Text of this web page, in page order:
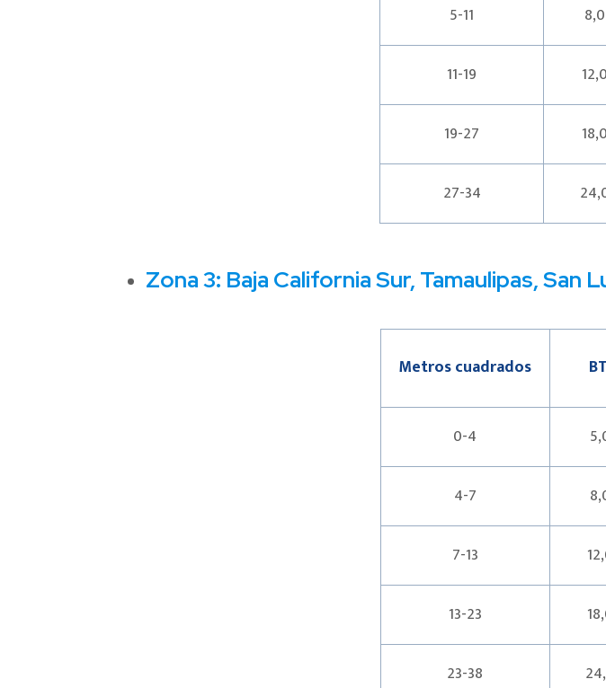
5-11
11-19
19-27
27-34
Zona 3: Baja California Sur, Tamaulipas, San
Metros cuadrados
0-4
4-7
7-13
13-23
23-38